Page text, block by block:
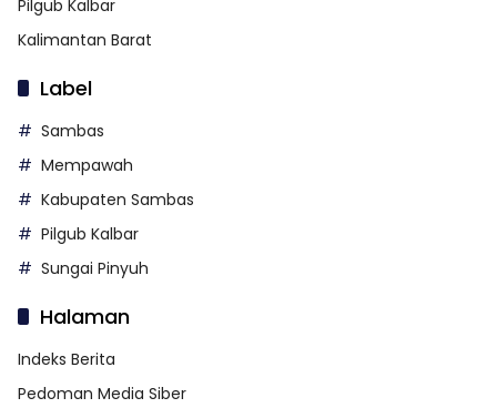
Pilgub Kalbar
Kalimantan Barat
Label
Sambas
Mempawah
Kabupaten Sambas
Pilgub Kalbar
Sungai Pinyuh
Halaman
Indeks Berita
Pedoman Media Siber